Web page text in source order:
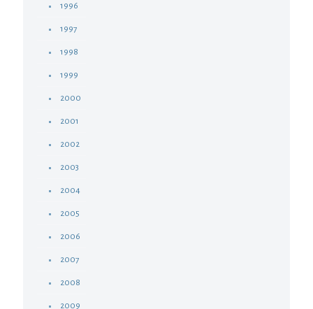
1996
1997
1998
1999
2000
2001
2002
2003
2004
2005
2006
2007
2008
2009